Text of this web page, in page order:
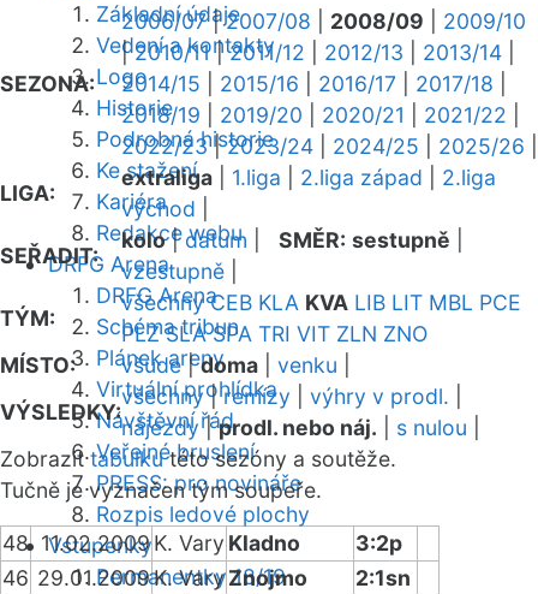
Základní údaje
Vedení a kontakty
Logo
Historie
Podrobná historie
Ke stažení
Kariéra
Redakce webu
DRFG Arena
DRFG Arena
Schéma tribun
Plánek areny
Virtuální prohlídka
Návštěvní řád
Veřejné bruslení
PRESS: pro novináře
Rozpis ledové plochy
Vstupenky
Permanentky 18/19
SEZONA:
2006/07|2007/08 2008/09
2009/10
|2010/11|2011/12 2012/13 2013/14
2014/15
2015/16 2016/17 2017/18
2018/19
2019/20 2020/21 2021/22
2022/23|2023/24 2024/25 2025/26
LIGA:
extraliga 1.liga 2.liga západ
2.liga
východ
SEŘADIT:
kolo|datum SMĚR: sestupně
vzestupně
TÝM:
všechny CEB KLA KVA LIB LIT MBL PCE
PLZ SLA SPA TRI VIT ZLN ZNO
MÍSTO:
všude|doma venku
VÝSLEDKY:
všechny|remízy výhry v prodl.
nájezdy|prodl. nebo náj. s nulou
Zobrazittabulkutéto sezóny a soutěže.
Tučně je vyznačen tým soupeře.
48 11.02.2009K. Vary Kladno
3:2p
46 29.01.2009K. VaryZnojmo
2:1sn